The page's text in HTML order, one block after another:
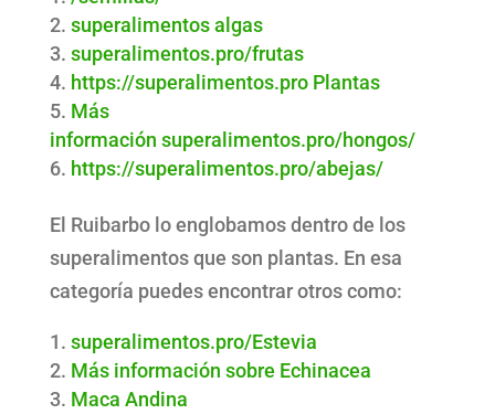
superalimentos algas
superalimentos.pro/frutas
https://superalimentos.pro Plantas
Más
información superalimentos.pro/hongos/
https://superalimentos.pro/abejas/
El Ruibarbo lo englobamos dentro de los
superalimentos que son plantas. En esa
categoría puedes encontrar otros como:
superalimentos.pro/Estevia
Más información sobre Echinacea
Maca Andina